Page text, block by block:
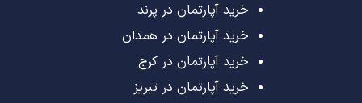
خرید آپارتمان در پرند
خرید آپارتمان در همدان
خرید آپارتمان در کرج
خرید آپارتمان در تبریز